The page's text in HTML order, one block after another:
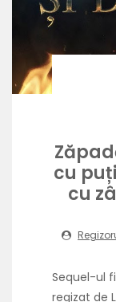
cu
cu
Sequel-ul
regizat de